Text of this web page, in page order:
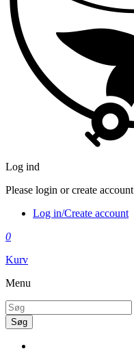
Log ind
Please login or create account
Log in/Create account
0
Kurv
Menu
Søg